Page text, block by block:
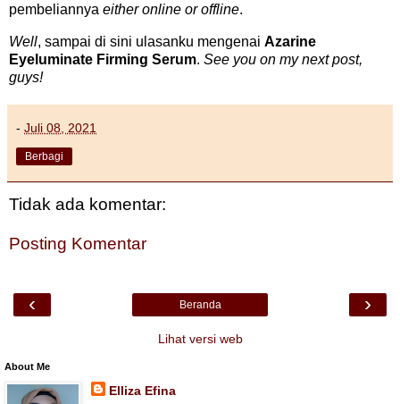
pembeliannya either online or offline.
Well, sampai di sini ulasanku mengenai Azarine
Eyeluminate Firming Serum. See you on my next post,
guys!
- Juli 08, 2021
Berbagi
Tidak ada komentar:
Posting Komentar
‹ ›
Beranda
Lihat versi web
About Me
Elliza Efina